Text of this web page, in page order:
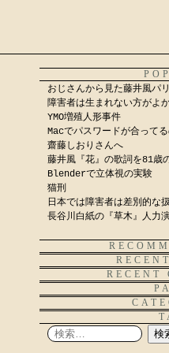
おじさんから見た藤井風パ
障害者は生まれない方がよ
YMO増殖人形事件
Macでパスワードが合って
齋藤しおりさんへ
藤井風『花』の歌詞を81
Blenderで立体視の実験
猫刑
日本では障害者は差別的な
長谷川白紙の『草木』人力
RECENT